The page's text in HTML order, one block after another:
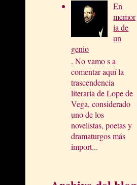
En
memor
ia de
un
genio
. No vamo s a
comentar aquí la
trascendencia
literaria de Lope de
Vega, considerado
uno de los
novelistas, poetas y
dramaturgos más
import...